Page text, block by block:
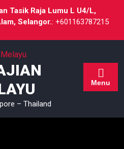
Tasik Raja Lumu L U4/L,
Selangor.: +601163787215
– Thailand
Menu